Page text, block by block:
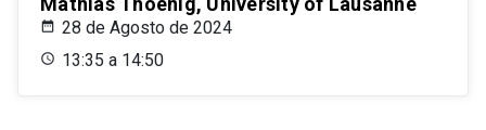
28 de Agosto de 2024
13:35 a 14:50